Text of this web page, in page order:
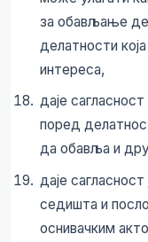
за обављање
делатности
интереса,
даје
поред
да обавља и
даје
седишта и
оснивачким